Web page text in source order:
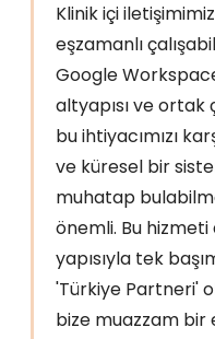
Klinik içi
eşzamanlı
Google
altyapısı ve ortak
bu ihtiyacımızı
ve küresel bir
muhatap
önemli. Bu
yapısıyla tek
'Türkiye Partneri'
bize muazzam bir